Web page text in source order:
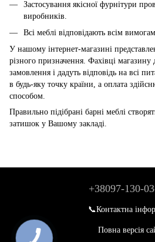
Застосування якісної фурнітури
виробників.
Всі меблі відповідають всім
У нашому інтернет-магазині
різного призначення. Фахівці
замовлення і дадуть відповідь на всі
в будь-яку точку країни, а оплата
способом.
Правильно підібрані барні меблі
затишок у Вашому закладі.
+38097-130-
📞Контактна
Повна версія